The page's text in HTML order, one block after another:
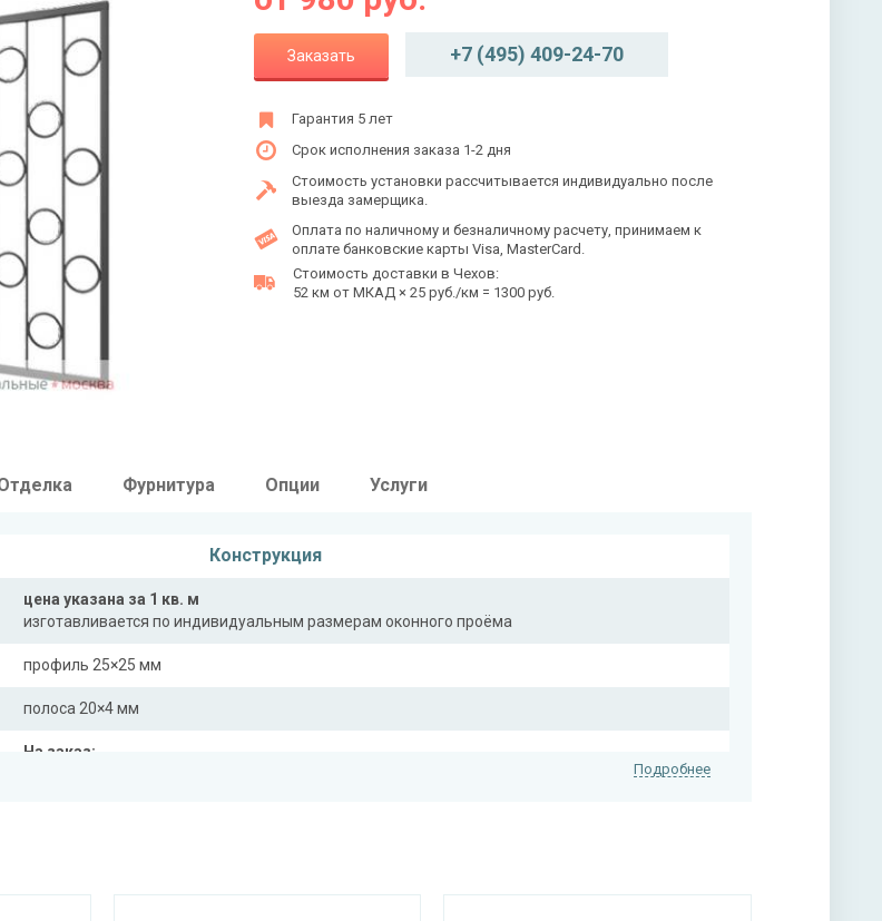
Заказать +7 (495) 409-24-70
Гарантия 5 лет
Срок исполнения заказа 1-2 дня
Стоимость установки рассчитывается индивидуально после
выезда замерщика.
Оплата по наличному и безналичному расчету, принимаем к
оплате банковские карты Visa, MasterCard.
Стоимость доставки в Чехов:
52 км от МКАД × 25 руб./км = 1300 руб.
Фурнитура Опции Услуги
Конструкция
цена указана за 1 кв. м
изготавливается по индивидуальным размерам оконного проёма
профиль 25×25 мм
полоса 20×4 мм
На заказ:
дутая
Подробнее